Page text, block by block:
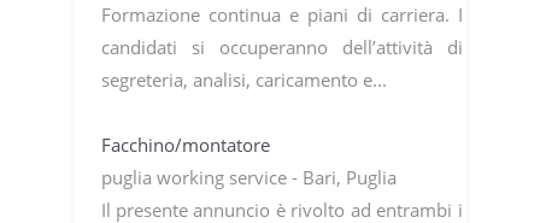
Formazione continua e piani di carriera. I
candidati si occuperanno dell’attività di
segreteria, analisi, caricamento e...
Facchino/montatore
puglia working service - Bari, Puglia
Il presente annuncio è rivolto ad entrambi i